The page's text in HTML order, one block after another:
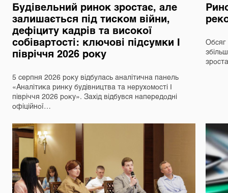
Будівельний ринок зростає, але
залишається під тиском війни,
дефіциту кадрів та високої
собівартості: ключові підсумки І
півріччя 2026 року
5 серпня 2026 року відбулась аналітична панель
«Аналітика ринку будівництва та нерухомості І
півріччя 2026 року». Захід відбувся напередодні
офіційної…
Обсяг